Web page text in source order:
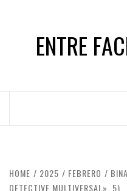
ENTRE
HOME 2025 FEBRERO
DETECTIVE MULTIVERSAL», 5)